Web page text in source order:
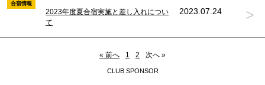
合宿情報
2023年度夏合宿実施と差し入れについ
て
2023.07.24 >
« 前へ 1 2 次へ »
CLUB SPONSOR